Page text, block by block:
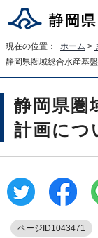
現在の位置： ホーム >
静岡県圏域総合水産基
静岡県圏
計画につ
ページID1043471